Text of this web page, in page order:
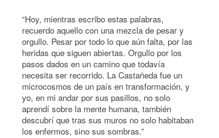
“Hoy, mientras escribo estas palabras,
recuerdo aquello con una mezcla de pesar y
orgullo. Pesar por todo lo que aún falta, por las
heridas que siguen abiertas. Orgullo por los
pasos dados en un camino que todavía
necesita ser recorrido. La Castañeda fue un
microcosmos de un país en transformación, y
yo, en mi andar por sus pasillos, no solo
aprendí sobre la mente humana, también
descubrí que tras sus muros no solo habitaban
los enfermos, sino sus sombras.”